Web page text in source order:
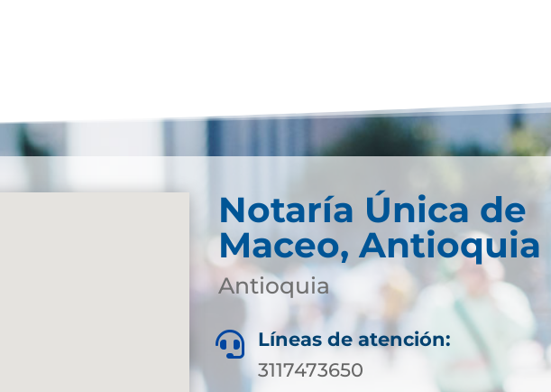
Notaría Única de
Maceo, Antioquia
Antioquia

Líneas de atención:
3117473650